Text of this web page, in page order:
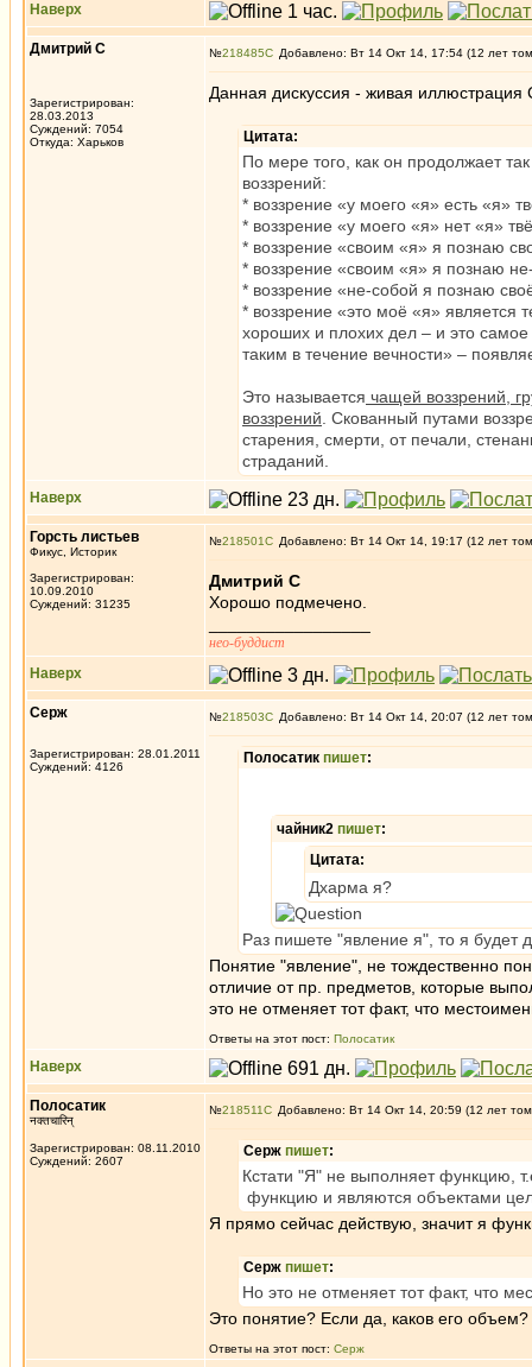
Наверх
Дмитрий С
Зарегистрирован:
28.03.2013
Суждений: 7054
Откуда: Харьков
№218485 Добавлено: Вт 14 Окт 14, 17:54 (12 лет
Данная дискуссия - живая иллюстрация
Цитата:
По мере того, как он продолжает
воззрений:
* воззрение «у моего «я» есть «я»
* воззрение «у моего «я» нет «я»
* воззрение «своим «я» я познаю
* воззрение «своим «я» я познаю
* воззрение «не-собой я познаю
* воззрение «это моё «я» является
хороших и плохих дел – и это
таким в течение вечности» –
Это называется чащей воззрений,
воззрений . Скованный путами
старения, смерти, от печали,
страданий.
Наверх
Горсть листьев
Фикус, Историк
Зарегистрирован:
10.09.2010
Суждений: 31235
№218501 Добавлено: Вт 14 Окт 14, 19:17 (12 лет
Дмитрий С
Хорошо подмечено.
нео-буддист
Наверх
Серж
Зарегистрирован: 28.01.2011
Суждений: 4126
№218503 Добавлено: Вт 14 Окт 14, 20:07 (12 лет
Полосатик пишет:
чайник2 пишет:
Цитата:
Дхарма я?
Раз пишете "явление я", то я будет
Понятие "явление", не тождественно
отличие от пр. предметов, которые
это не отменяет тот факт, что
Ответы на этот пост: Полосатик
Наверх
Полосатик
नक्तचारिन्
Зарегистрирован: 08.11.2010
Суждений: 2607
№218511 Добавлено: Вт 14 Окт 14, 20:59 (12 лет
Серж пишет:
Кстати "Я" не выполняет функцию,
функцию и являются объектами
Я прямо сейчас действую, значит я
Серж пишет:
Но это не отменяет тот факт, что
Это понятие? Если да, каков его объем?
Ответы на этот пост: Серж